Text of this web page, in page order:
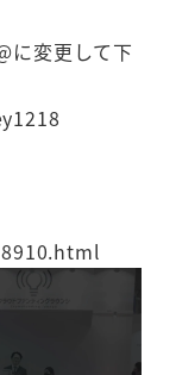
変更して下